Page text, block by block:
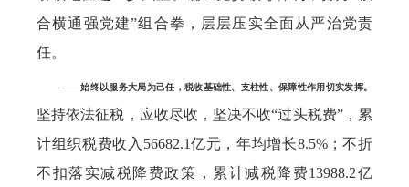
合横通强党建”组合拳，层层压实全面从严治党责
任。
——始终以服务大局为己任，税收基础性、支柱性、保障性作用切实发挥。
坚持依法征税，应收尽收，坚决不收“过头税费”，累
计组织税费收入56682.1亿元，年均增长8.5%；不折
不扣落实减税降费政策，累计减税降费13988.2亿